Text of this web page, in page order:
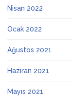
Nisan 2022
Ocak 2022
Ağustos 2021
Haziran 2021
Mayıs 2021